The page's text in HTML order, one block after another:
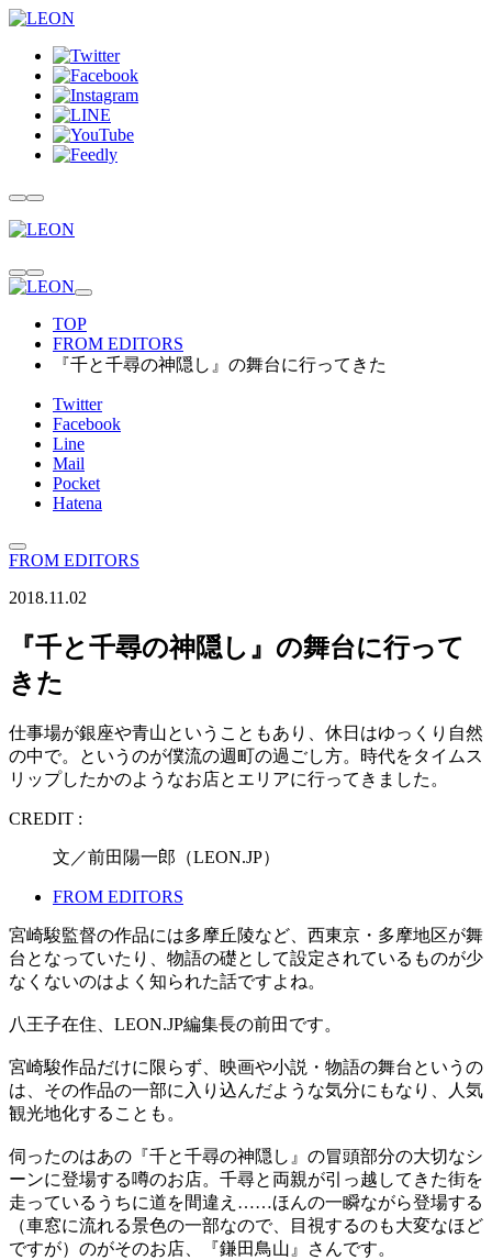
TOP
FROM EDITORS
『千と千尋の神隠し』の舞台に行ってきた
Twitter
Facebook
Line
Mail
Pocket
Hatena
FROM EDITORS
2018.11.02
『千と千尋の神隠し』の舞台に行って
きた
仕事場が銀座や青山ということもあり、休日はゆっくり自然
の中で。というのが僕流の週町の過ごし方。時代をタイムス
リップしたかのようなお店とエリアに行ってきました。
CREDIT :
文／前田陽一郎（LEON.JP）
FROM EDITORS
宮崎駿監督の作品には多摩丘陵など、西東京・多摩地区が舞
台となっていたり、物語の礎として設定されているものが少
なくないのはよく知られた話ですよね。
八王子在住、LEON.JP編集長の前田です。
宮崎駿作品だけに限らず、映画や小説・物語の舞台というの
は、その作品の一部に入り込んだような気分にもなり、人気
観光地化することも。
伺ったのはあの『千と千尋の神隠し』の冒頭部分の大切なシ
ーンに登場する噂のお店。千尋と両親が引っ越してきた街を
走っているうちに道を間違え……ほんの一瞬ながら登場する
（車窓に流れる景色の一部なので、目視するのも大変なほど
ですが）のがそのお店、『鎌田鳥山』さんです。